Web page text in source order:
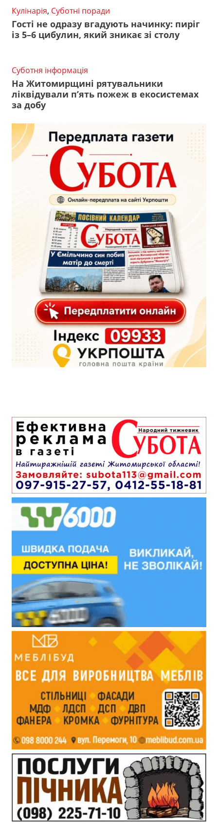
Кулінарія, Суботні поради
Гості не одразу вгадують начинку: пиріг
із 5–6 цибулин, який зникає зі столу
Суботня інформація
На Житомирщині рятувальники
ліквідували п’ять пожеж в екосистемах
за добу